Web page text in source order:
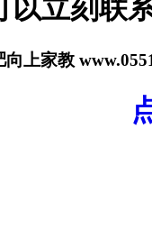
以立刻联
向上家教